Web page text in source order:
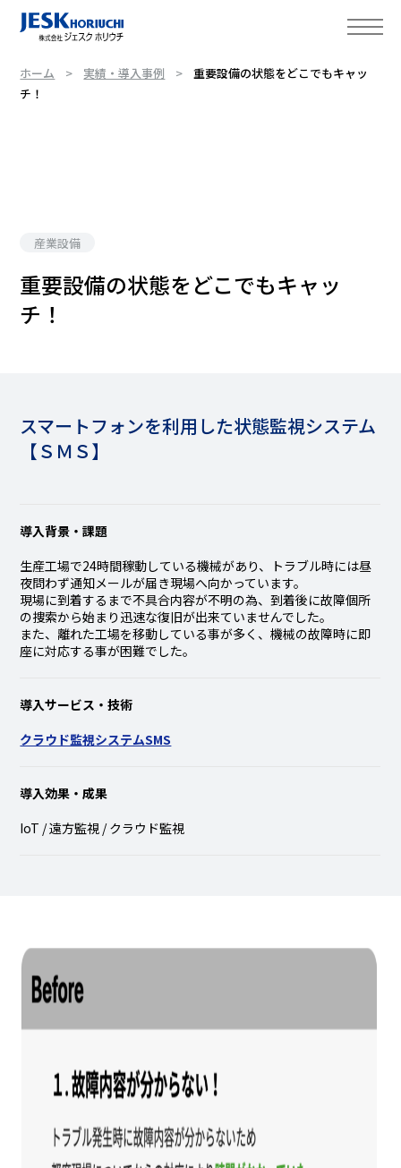
ホーム 実績・導入事例
重要設備の状態をどこでもキャッ
チ！
産業設備
重要設備の状態をどこでもキャッ
チ！
スマートフォンを利用した状態監視システム
【ＳＭＳ】
導入背景・課題
生産工場で24時間稼動している機械があり、トラブル時には昼
夜問わず通知メールが届き現場へ向かっています。
現場に到着するまで不具合内容が不明の為、到着後に故障個所
の捜索から始まり迅速な復旧が出来ていませんでした。
また、離れた工場を移動している事が多く、機械の故障時に即
座に対応する事が困難でした。
導入サービス・技術
クラウド監視システムSMS
導入効果・成果
IoT / 遠方監視 / クラウド監視